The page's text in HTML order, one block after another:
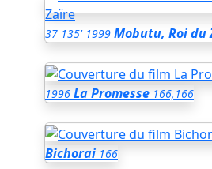
37 135' 1999 Mobutu, Roi du
1996 La Promesse 166,166
Bichorai 166